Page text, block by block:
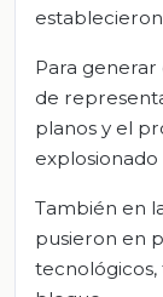
Para
de
planos y el
También en
pusieron en